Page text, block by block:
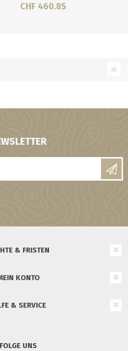
CHF 460.85
& FRISTEN
KONTO
& SERVICE
FOLGE UNS